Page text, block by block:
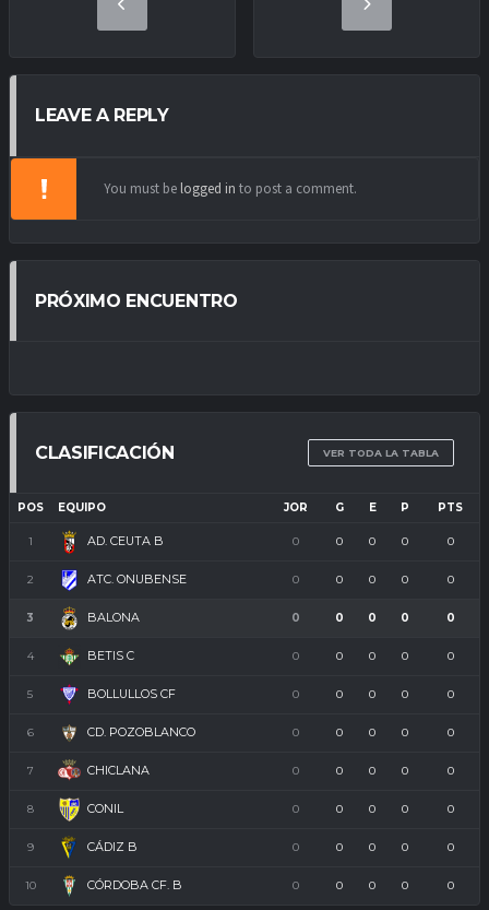
LEAVE A REPLY
You must be logged in to post a comment.
PRÓXIMO ENCUENTRO
CLASIFICACIÓN VER TODA LA TABLA
POS EQUIPO JOR G E P PTS
1 AD. CEUTA B 0 0 0 0 0
2 ATC. ONUBENSE 0 0 0 0 0
3 BALONA 0 0 0 0 0
4 BETIS C 0 0 0 0 0
5 BOLLULLOS CF 0 0 0 0 0
6 CD. POZOBLANCO 0 0 0 0 0
7 CHICLANA 0 0 0 0 0
8 CONIL 0 0 0 0 0
9 CÁDIZ B 0 0 0 0 0
10 CÓRDOBA CF. B 0 0 0 0 0